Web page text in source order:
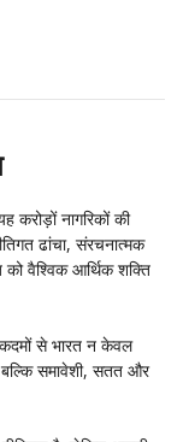
करोड़ों नागरिकों की
ढांचा, संरचनात्मक
वैश्विक आर्थिक शक्ति
कदमों से भारत न केवल
समावेशी, सतत और